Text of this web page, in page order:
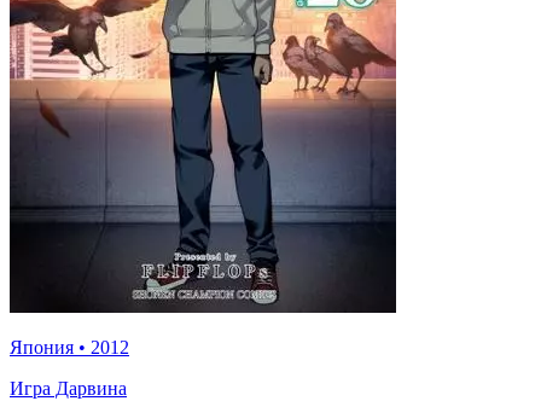
Япония • 2012
Игра Дарвина